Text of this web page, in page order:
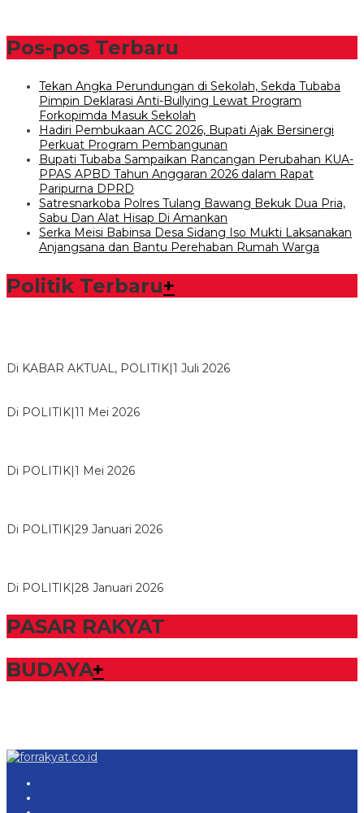
Pos-pos Terbaru
Tekan Angka Perundungan di Sekolah, Sekda Tubaba
Pimpin Deklarasi Anti-Bullying Lewat Program
Forkopimda Masuk Sekolah
Hadiri Pembukaan ACC 2026, Bupati Ajak Bersinergi
Perkuat Program Pembangunan
Bupati Tubaba Sampaikan Rancangan Perubahan KUA-
PPAS APBD Tahun Anggaran 2026 dalam Rapat
Paripurna DPRD
Satresnarkoba Polres Tulang Bawang Bekuk Dua Pria,
Sabu Dan Alat Hisap Di Amankan
Serka Meisi Babinsa Desa Sidang Iso Mukti Laksanakan
Anjangsana dan Bantu Perehaban Rumah Warga
Politik Terbaru+
Di KABAR AKTUAL, POLITIK|1 Juli 2026
Di POLITIK|11 Mei 2026
Di POLITIK|1 Mei 2026
Di POLITIK|29 Januari 2026
Di POLITIK|28 Januari 2026
PASAR RAKYAT
BUDAYA+